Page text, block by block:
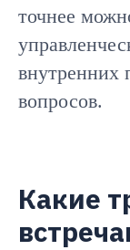
точнее
внутренних
вопросов.
Какие